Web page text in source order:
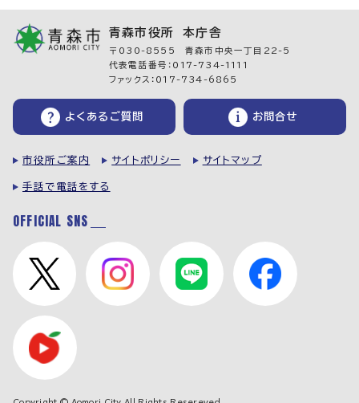
青森市役所 本庁舎
〒030-8555 青森市中央一丁目22-5
代表電話番号：017-734-1111
ファックス：017-734-6865
よくあるご質問 お問合せ
市役所ご案内 サイトポリシー サイトマップ
手話で電話をする
OFFICIAL SNS